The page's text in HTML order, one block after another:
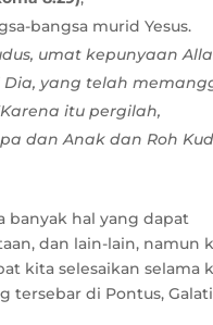
bangsa murid Yesus.
umat kepunyaan
yang telah
itu pergilah,
dan Anak dan Roh
banyak hal yang dapat
dan lain-lain, namun
kita selesaikan selama
tersebar di Pontus,